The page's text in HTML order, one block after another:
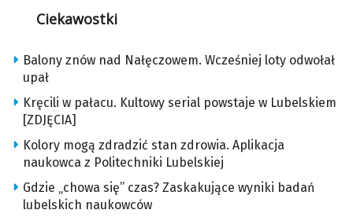
Ciekawostki
Balony znów nad Nałęczowem. Wcześniej loty odwołał
upał
Kręcili w pałacu. Kultowy serial powstaje w Lubelskiem
[ZDJĘCIA]
Kolory mogą zdradzić stan zdrowia. Aplikacja
naukowca z Politechniki Lubelskiej
Gdzie „chowa się” czas? Zaskakujące wyniki badań
lubelskich naukowców